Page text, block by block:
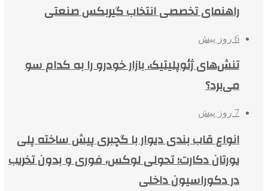
راهنمای تخصصی انتخاب گیربکس صنعتی
6 روز پیش
تنش‌های ژئوپلیتیک، بازار خودرو را به کدام سو
می‌برد؟
7 روز پیش
انواع قاب بندی دیوار با گچبری پیش ساخته پلی
یورتان دکارت؛ تحولی لوکس، فوری و بدون تخریب
در دکوراسیون داخلی